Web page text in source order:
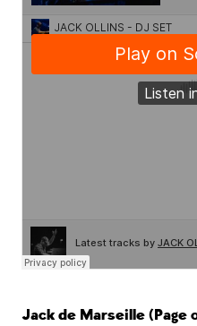
Jack de Marseille (Page